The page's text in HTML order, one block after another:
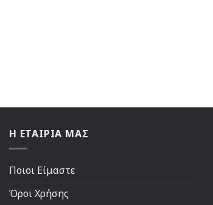
Η ΕΤΑΙΡΙΑ ΜΑΣ
Ποιοι Είμαστε
Όροι Χρήσης